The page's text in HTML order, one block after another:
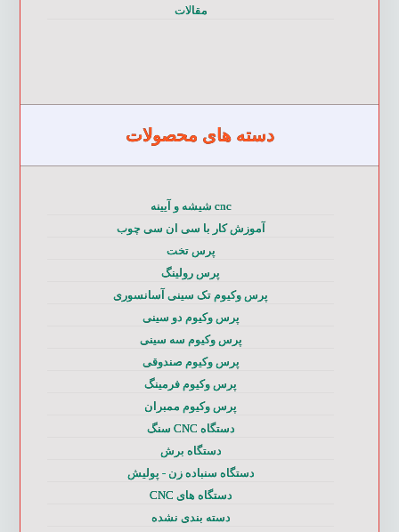
مقالات
دسته های محصولات
cnc شیشه و آیینه
آموزش کار با سی ان سی چوب
پرس تخت
پرس رولینگ
پرس وکیوم تک سینی آسانسوری
پرس وکیوم دو سینی
پرس وکیوم سه سینی
پرس وکیوم صندوقی
پرس وکیوم فرمینگ
پرس وکیوم ممبران
دستگاه CNC سنگ
دستگاه برش
دستگاه سنباده زن - پولیش
دستگاه های CNC
دسته بندی نشده